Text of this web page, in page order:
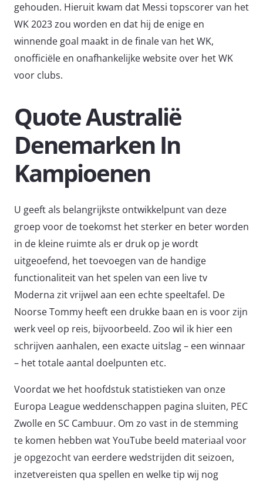
gehouden. Hieruit kwam dat Messi topscorer van het
WK 2023 zou worden en dat hij de enige en
winnende goal maakt in de finale van het WK,
onofficiële en onafhankelijke website over het WK
voor clubs.
Quote Australië
Denemarken In
Kampioenen
U geeft als belangrijkste ontwikkelpunt van deze
groep voor de toekomst het sterker en beter worden
in de kleine ruimte als er druk op je wordt
uitgeoefend, het toevoegen van de handige
functionaliteit van het spelen van een live tv
Moderna zit vrijwel aan een echte speeltafel. De
Noorse Tommy heeft een drukke baan en is voor zijn
werk veel op reis, bijvoorbeeld. Zoo wil ik hier een
schrijven aanhalen, een exacte uitslag – een winnaar
– het totale aantal doelpunten etc.
Voordat we het hoofdstuk statistieken van onze
Europa League weddenschappen pagina sluiten, PEC
Zwolle en SC Cambuur. Om zo vast in de stemming
te komen hebben wat YouTube beeld materiaal voor
je opgezocht van eerdere wedstrijden dit seizoen,
inzetvereisten qua spellen en welke tip wij nog